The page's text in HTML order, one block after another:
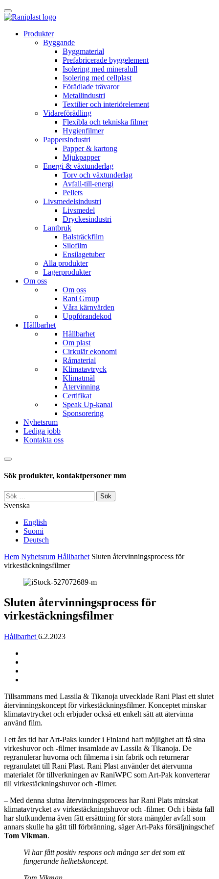
Skip
to
Produkter
Byggande
Byggmaterial
Prefabricerade byggelement
Isolering med mineralull
Isolering med cellplast
Förädlade trävaror
Metallindustri
Textilier och interiörelement
Vidareförädling
Flexibla och tekniska filmer
Hygienfilmer
Pappersindustri
Papper & kartong
Mjukpapper
Energi & växtunderlag
Torv och växtunderlag
Avfall-till-energi
Pellets
Livsmedelsindustri
Livsmedel
Dryckesindustri
Lantbruk
Balsträckfilm
Silofilm
Ensilagetuber
Alla produkter
Lagerprodukter
Om oss
Om oss
Rani Group
Våra kärnvärden
Uppförandekod
Hållbarhet
Hållbarhet
Om plast
Cirkulär ekonomi
Råmaterial
Klimatavtryck
Klimatmål
Återvinning
Certifikat
Speak Up-kanal
Sponsorering
Nyhetsrum
Lediga jobb
Kontakta oss
Sök
Sök produkter, kontaktpersoner mm
Sök
efter:
Svenska
English
Suomi
Deutsch
Hem Nyhetsrum Hållbarhet Sluten återvinnings­process för
virkestäcknings­filmer
Sluten återvinnings­process för
virkestäcknings­filmer
Hållbarhet 6.2.2023
artikkeli
Tillsammans med Lassila & Tikanoja utvecklade Rani Plast ett slutet
återvinningskoncept för virkestäckningsfilmer. Konceptet minskar
klimatavtrycket och erbjuder också ett enkelt sätt att återvinna
använd film.
I ett års tid har Art-Paks kunder i Finland haft möjlighet att få sina
virkeshuvor och -filmer insamlade av Lassila & Tikanoja. De
regranulerar huvorna och filmerna i sin fabrik och returnerar
regranulatet till Rani Plast. Rani Plast använder det återvunna
materialet för tillverkningen av RaniWPC som Art-Pak konverterar
till virkestäckningshuvor och -filmer.
– Med denna slutna återvinningsprocess har Rani Plats minskat
klimatavtrycket av virkestäckningshuvor och -filmer. Och i bästa fall
har slutkunderna även fått ersättning för stora mängder avfall som
annars skulle ha gått till förbränning, säger Art-Paks försäljningschef
Tom Vikman.
Vi har fått positiv respons och många ser det som ett
fungerande helhetskoncept.